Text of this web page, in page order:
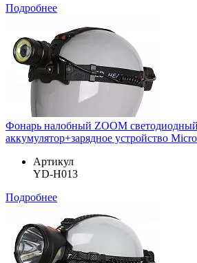
Подробнее
Фонарь налобный ZOOM
аккумулятор+зарядное устройство
Артикул
YD-H013
Подробнее